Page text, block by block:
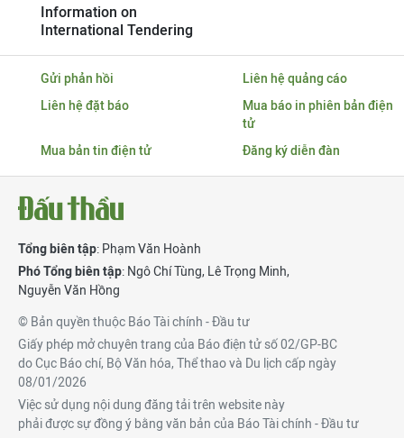
Information on
International Tendering
Gửi phản hồi
Liên hệ quảng cáo
Liên hệ đặt báo
Mua báo in phiên bản điện
tử
Mua bản tin điện tử
Đăng ký diễn đàn
Tổng biên tập: Phạm Văn Hoành
Phó Tổng biên tập: Ngô Chí Tùng, Lê Trọng Minh,
Nguyễn Văn Hồng
© Bản quyền thuộc Báo Tài chính - Đầu tư
Giấy phép mở chuyên trang của Báo điện tử số 02/GP-BC
do Cục Báo chí, Bộ Văn hóa, Thể thao và Du lịch cấp ngày
08/01/2026
Việc sử dụng nội dung đăng tải trên website này
phải được sự đồng ý bằng văn bản của Báo Tài chính - Đầu tư